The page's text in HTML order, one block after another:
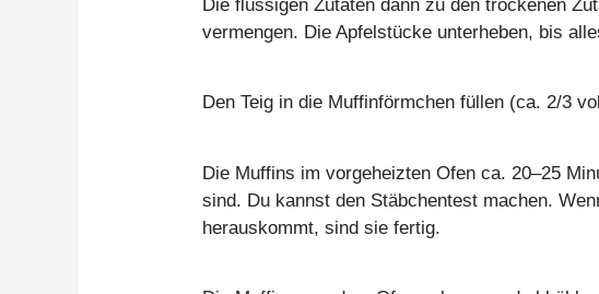
Die flüssigen Zutaten dann zu den trockenen
vermengen. Die Apfelstücke unterheben, bis
Den Teig in die Muffinförmchen füllen (ca. 2/3
Die Muffins im vorgeheizten Ofen ca. 20–25
sind. Du kannst den Stäbchentest machen.
herauskommt, sind sie fertig.